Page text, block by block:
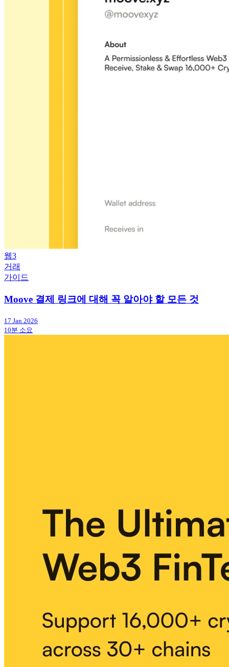
웹3
거래
가이드
Moove 결제 링크에 대해 꼭 알아야 할 모든 것
17 Jan 2026
10분 소요